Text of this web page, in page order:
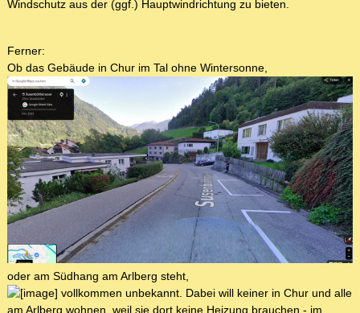
Windschutz aus der (ggf.) Hauptwindrichtung zu bieten.
Ferner:
Ob das Gebäude in Chur im Tal ohne Wintersonne,
oder am Südhang am Arlberg steht,
vollkommen unbekannt. Dabei will keiner in Chur und alle
am Arlberg wohnen, weil sie dort keine Heizung brauchen - im